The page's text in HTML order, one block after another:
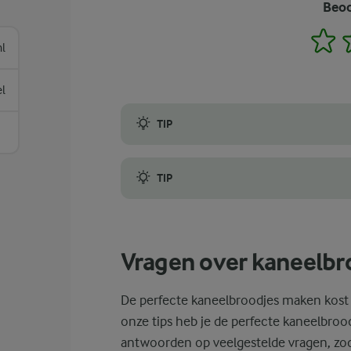
1
TIP
TIP
Vragen over
De perfecte kaneelbroodjes maken
onze tips heb je de perfecte
antwoorden op veelgestelde vragen,